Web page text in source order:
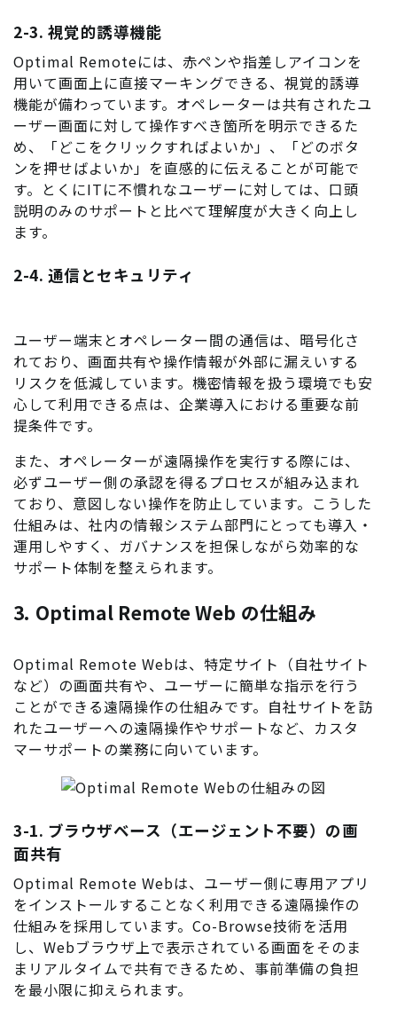
2-3. 視覚的誘導機能
Optimal Remoteには、赤ペンや指差しアイコンを
用いて画面上に直接マーキングできる、視覚的誘導
機能が備わっています。オペレーターは共有されたユ
ーザー画面に対して操作すべき箇所を明示できるた
め、「どこをクリックすればよいか」、「どのボタ
ンを押せばよいか」を直感的に伝えることが可能で
す。とくにITに不慣れなユーザーに対しては、口頭
説明のみのサポートと比べて理解度が大きく向上し
ます。
2-4. 通信とセキュリティ
ユーザー端末とオペレーター間の通信は、暗号化さ
れており、画面共有や操作情報が外部に漏えいする
リスクを低減しています。機密情報を扱う環境でも安
心して利用できる点は、企業導入における重要な前
提条件です。
また、オペレーターが遠隔操作を実行する際には、
必ずユーザー側の承認を得るプロセスが組み込まれ
ており、意図しない操作を防止しています。こうした
仕組みは、社内の情報システム部門にとっても導入・
運用しやすく、ガバナンスを担保しながら効率的な
サポート体制を整えられます。
3. Optimal Remote Web の仕組み
Optimal Remote Webは、特定サイト（自社サイト
など）の画面共有や、ユーザーに簡単な指示を行う
ことができる遠隔操作の仕組みです。自社サイトを訪
れたユーザーへの遠隔操作やサポートなど、カスタ
マーサポートの業務に向いています。
3-1. ブラウザベース（エージェント不要）の画
面共有
Optimal Remote Webは、ユーザー側に専用アプリ
をインストールすることなく利用できる遠隔操作の
仕組みを採用しています。Co-Browse技術を活用
し、Webブラウザ上で表示されている画面をそのま
まリアルタイムで共有できるため、事前準備の負担
を最小限に抑えられます。